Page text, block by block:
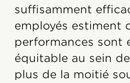
suffisamment
employés estiment
performances sont
équitable au sein
plus de la moitié